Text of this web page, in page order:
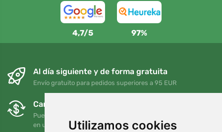
Utilizamos cookies
4,7/5 97%
Al día siguiente y de forma gratuita
Envío gratuito para pedidos superiores a 95 EUR
Cambios y devoluciones gratuitos
Puede devolver o cambiar su pedido en cualquier momento
en un plazo de 90 días